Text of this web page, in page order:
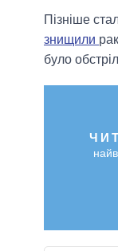
Пізніше
знищили
було